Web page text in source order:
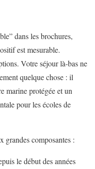
dans les brochures,
est mesurable.
Votre séjour là-bas ne
quelque chose : il
marine protégée et un
pour les écoles de
grandes composantes :
le début des années